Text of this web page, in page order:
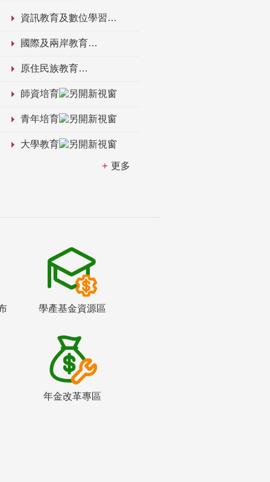
資訊教育及數位學習
國際及兩岸教育
原住民族教育
師資培育
青年培育
大學教育
更多
學產基金資源區
年金改革專區